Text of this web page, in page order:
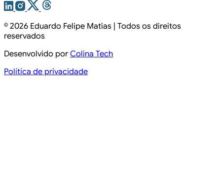
© 2026 Eduardo Felipe Matias | Todos os direitos
reservados
Desenvolvido por Colina Tech
Política de privacidade